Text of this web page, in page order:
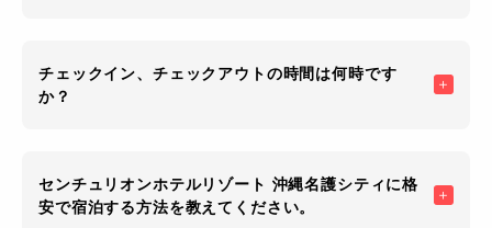
チェックイン、チェックアウトの時間は何時です
か？
センチュリオンホテルリゾート 沖縄名護シティに格
安で宿泊する方法を教えてください。